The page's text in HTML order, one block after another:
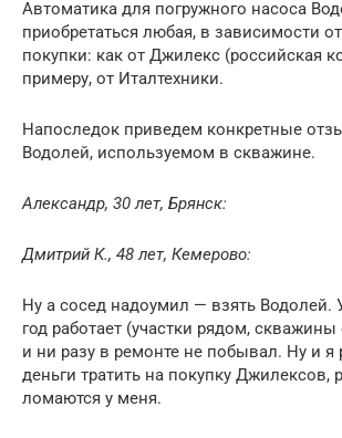
Автоматика для погружного насоса
приобретаться любая, в зависимости
покупки: как от Джилекс (российская
примеру, от Италтехники.
Напоследок приведем конкретные
Водолей, используемом в скважине.
Александр, 30 лет, Брянск:
Дмитрий К., 48 лет, Кемерово:
Ну а сосед надоумил — взять Водолей.
год работает (участки рядом,
и ни разу в ремонте не побывал. Ну и я
деньги тратить на покупку Джилексов,
ломаются у меня.